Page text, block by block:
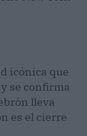
icónica que
se confirma
lleva
es el cierre